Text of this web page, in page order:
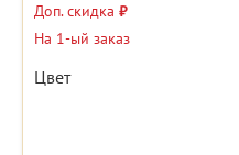
Доп. скидка ₽
На 1-ый заказ
Цвет